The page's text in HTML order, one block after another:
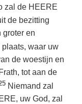
zal de HEERE
de bezitting
groter en
plaats, waar uw
de woestijn en
tot aan de
Niemand zal
uw God, zal